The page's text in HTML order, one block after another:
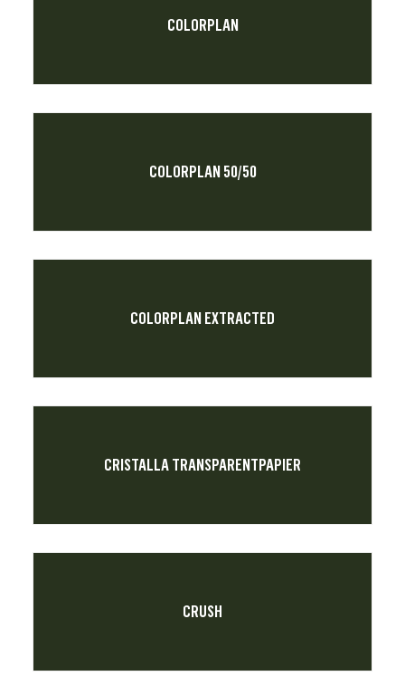
COLORPLAN
COLORPLAN 50/50
COLORPLAN EXTRACTED
CRISTALLA TRANSPARENTPAPIER
CRUSH